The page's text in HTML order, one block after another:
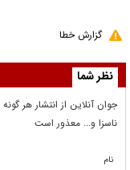
گزارش خطا
نظر شما
جوان آنلاين از انتشار هر
ناسزا و... معذور است
نام